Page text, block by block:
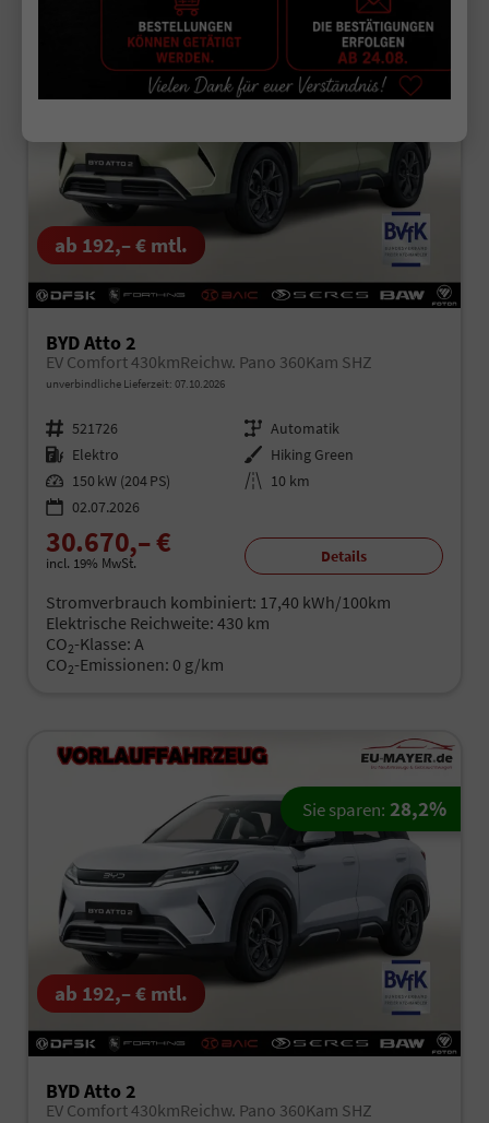
ab 192,– € mtl.
BYD Atto 2
EV Comfort 430kmReichw. Pano 360Kam SHZ
unverbindliche Lieferzeit: 07.10.2026
Fahrzeugnr. 521726 Getriebe Automatik
Kraftstoff Elektro Außenfarbe Hiking Green
Leistung 150 kW (204 PS) Kilometerstand 10 km
02.07.2026
30.670,– €
incl. 19% MwSt.
Sie sparen: 28,2%
Details
Stromverbrauch kombiniert: 17,40 kWh/100km
Elektrische Reichweite: 430 km
CO2-Klasse: A
CO2-Emissionen: 0 g/km
ab 192,– € mtl.
BYD Atto 2
EV Comfort 430kmReichw. Pano 360Kam SHZ
Sie sparen: 28,2%